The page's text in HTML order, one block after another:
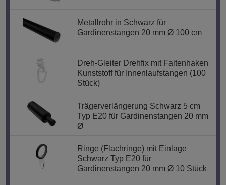
Metallrohr in Schwarz für
Gardinenstangen 20 mm Ø 100 cm
Dreh-Gleiter Drehfix mit Faltenhaken
Kunststoff für Innenlaufstangen (100
Stück)
Trägerverlängerung Schwarz 5 cm
Typ E20 für Gardinenstangen 20 mm
Ø
Ringe (Flachringe) mit Einlage
Schwarz Typ E20 für
Gardinenstangen 20 mm Ø 10 Stück